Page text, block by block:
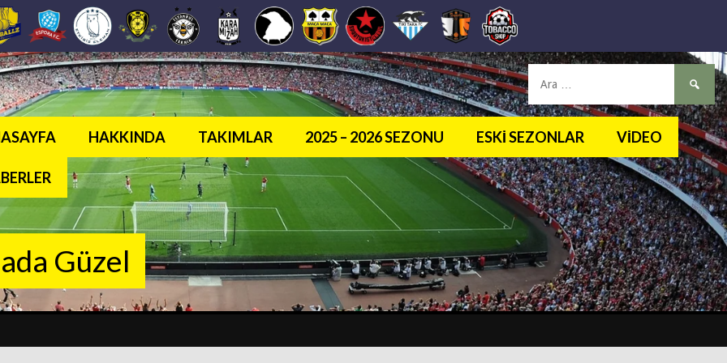
HAKKINDA TAKIMLAR 2025 – 2026 SEZONU ESKI SEZONLAR VIDEO
Güzel